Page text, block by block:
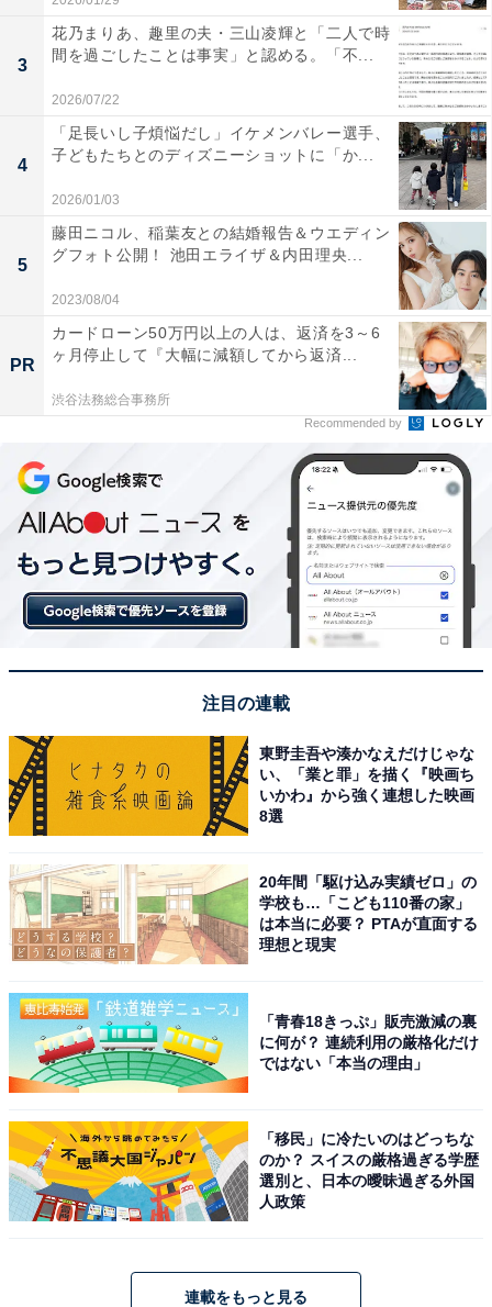
3
花乃まりあ、趣里の夫・三山凌輝と「二人で時
間を過ごしたことは事実」と認める。「不...
2026/07/22
4
「足長いし子煩悩だし」イケメンバレー選手、
子どもたちとのディズニーショットに「か...
2026/01/03
5
藤田ニコル、稲葉友との結婚報告＆ウエディン
グフォト公開！ 池田エライザ＆内田理央...
2023/08/04
PR
カードローン50万円以上の人は、返済を3～6
ヶ月停止して『大幅に減額してから返済...
渋谷法務総合事務所
Recommended by
注目の連載
東野圭吾や湊かなえだけじゃな
い、「業と罪」を描く『映画ち
いかわ』から強く連想した映画
8選
20年間「駆け込み実績ゼロ」の
学校も…「こども110番の家」
は本当に必要？ PTAが直面する
理想と現実
「青春18きっぷ」販売激減の裏
に何が？ 連続利用の厳格化だけ
ではない「本当の理由」
「移民」に冷たいのはどっちな
のか？ スイスの厳格過ぎる学歴
選別と、日本の曖昧過ぎる外国
人政策
連載をもっと見る